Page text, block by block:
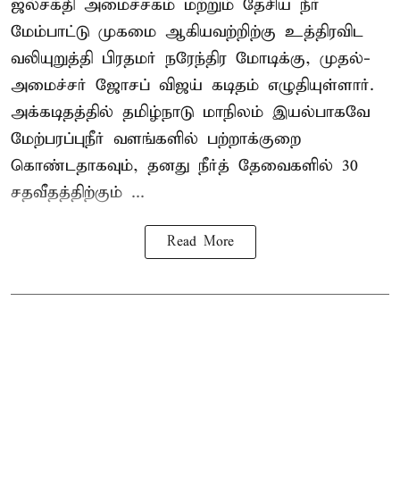
ஜல்சக்தி அமைச்சகம் மற்றும் தேசிய நீர்
மேம்பாட்டு முகமை ஆகியவற்றிற்கு உத்திரவிட
வலியுறுத்தி பிரதமர் நரேந்திர மோடிக்கு, முதல்-
அமைச்சர் ஜோசப் விஜய் கடிதம் எழுதியுள்ளார்.
அக்கடிதத்தில் தமிழ்நாடு மாநிலம் இயல்பாகவே
மேற்பரப்புநீர் வளங்களில் பற்றாக்குறை
கொண்டதாகவும், தனது நீர்த் தேவைகளில் 30
சதவீதத்திற்கும் ...
Read More